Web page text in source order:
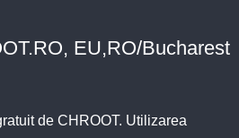
EU,RO/Bucharest
de CHROOT. Utilizarea